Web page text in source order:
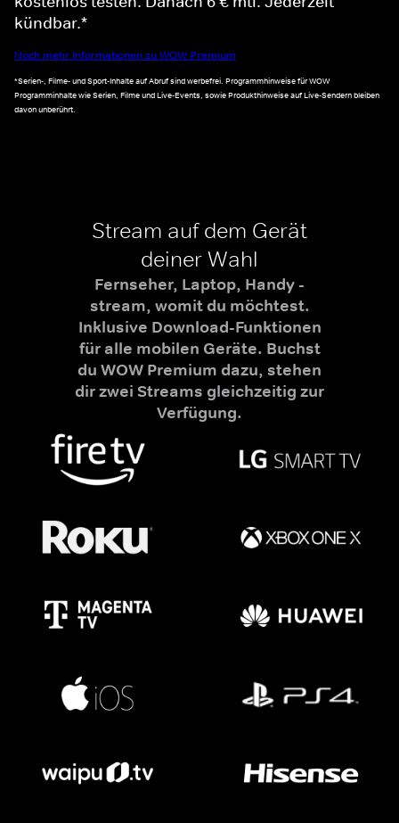
kündbar.*
Noch mehr Informationen zu WOW Premium
*Serien-, Filme- und Sport-Inhalte auf Abruf sind werbefrei. Programmhinweise für WOW
Programminhalte wie Serien, Filme und Live-Events, sowie Produkthinweise auf Live-Sendern bleiben
davon unberührt.
Stream auf dem Gerät
deiner Wahl
Fernseher, Laptop, Handy -
stream, womit du möchtest.
Inklusive Download-Funktionen
für alle mobilen Geräte. Buchst
du WOW Premium dazu, stehen
dir zwei Streams gleichzeitig zur
Verfügung.